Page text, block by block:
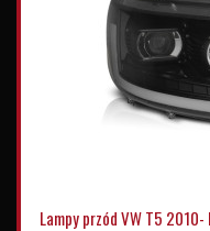
Lampy przód VW T5 2010-